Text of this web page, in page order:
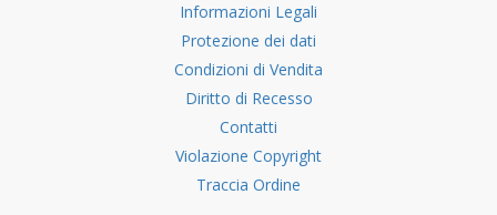
Informazioni Legali
Protezione dei dati
Condizioni di Vendita
Diritto di Recesso
Contatti
Violazione Copyright
Traccia Ordine